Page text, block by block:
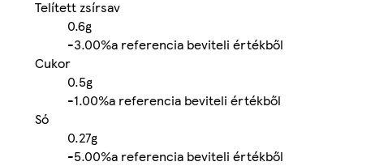
Telített zsírsav
0.6g
-3.00%a referencia beviteli értékből
Cukor
0.5g
-1.00%a referencia beviteli értékből
Só
0.27g
-5.00%a referencia beviteli értékből